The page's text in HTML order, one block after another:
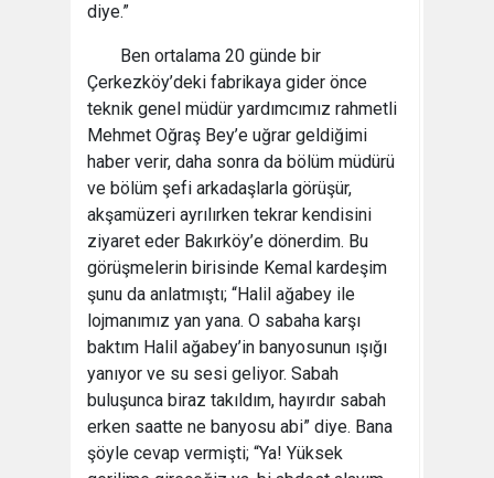
diye.”
Ben ortalama 20 günde bir
Çerkezköy’deki fabrikaya gider önce
teknik genel müdür yardımcımız rahmetli
Mehmet Oğraş Bey’e uğrar geldiğimi
haber verir, daha sonra da bölüm müdürü
ve bölüm şefi arkadaşlarla görüşür,
akşamüzeri ayrılırken tekrar kendisini
ziyaret eder Bakırköy’e dönerdim. Bu
görüşmelerin birisinde Kemal kardeşim
şunu da anlatmıştı; “Halil ağabey ile
lojmanımız yan yana. O sabaha karşı
baktım Halil ağabey’in banyosunun ışığı
yanıyor ve su sesi geliyor. Sabah
buluşunca biraz takıldım, hayırdır sabah
erken saatte ne banyosu abi” diye. Bana
şöyle cevap vermişti; “Ya! Yüksek